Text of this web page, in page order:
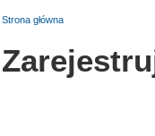
Strona główna